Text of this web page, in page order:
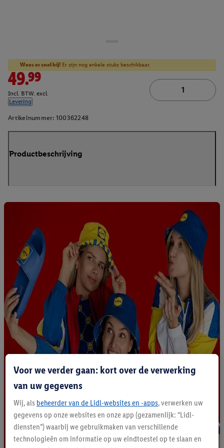
Wees er snel bij! Er zijn nog enkele stuks beschikbaar.
49.99
Incl. BTW. excl.
Levering
Artikelnummer: 100362248
Productbeschrijving
Voor we verder gaan: kort over de verwerking
van uw gegevens
Wij, als beheerder van de Lidl-websites en -apps, verwerken uw
gegevens op onze websites en onze app (gezamenlijk: “Lidl-
diensten”) waarbij we gebruikmaken van verschillende
technologieën om informatie op uw eindtoestel op te slaan en